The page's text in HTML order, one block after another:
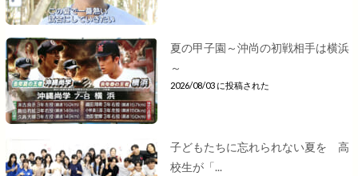
夏の甲子園～沖尚の初戦相手は横浜
～
2026/08/03 に投稿された
子どもたちに忘れられない夏を 高
校生が「...